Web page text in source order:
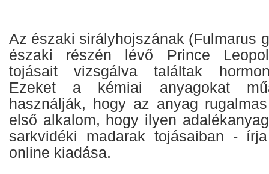
Az északi sirályhojszának (Fulmarus
északi részén lévő Prince
tojásait vizsgálva találtak
Ezeket a kémiai anyagokat
használják, hogy az anyag
első alkalom, hogy ilyen
sarkvidéki madarak tojásaiban -
online kiadása.